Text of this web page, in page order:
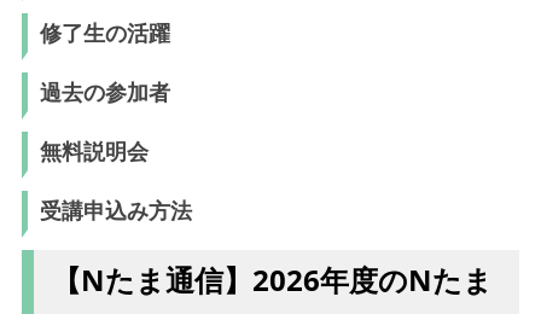
修了生の活躍
過去の参加者
無料説明会
受講申込み方法
【Nたま通信】2026年度のNたま